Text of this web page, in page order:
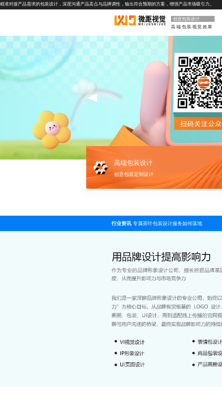
精准对接产品需求的包装设计，深度沟通产品卖点与品牌调性，输出符合预期的方案，增强产品市场吸引力。
创意包装设计
高端包装视觉效果
高端包装设计
创意包装定制设计
行业资讯 专属茶叶包装设计服务如何落地